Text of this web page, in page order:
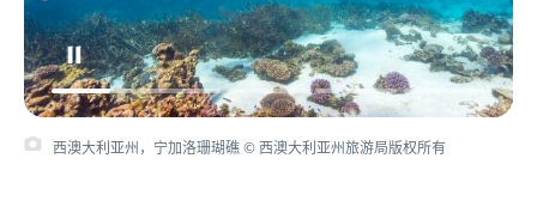
西澳大利亚州，宁加洛珊瑚礁 © 西澳大利亚州旅游局版权所有